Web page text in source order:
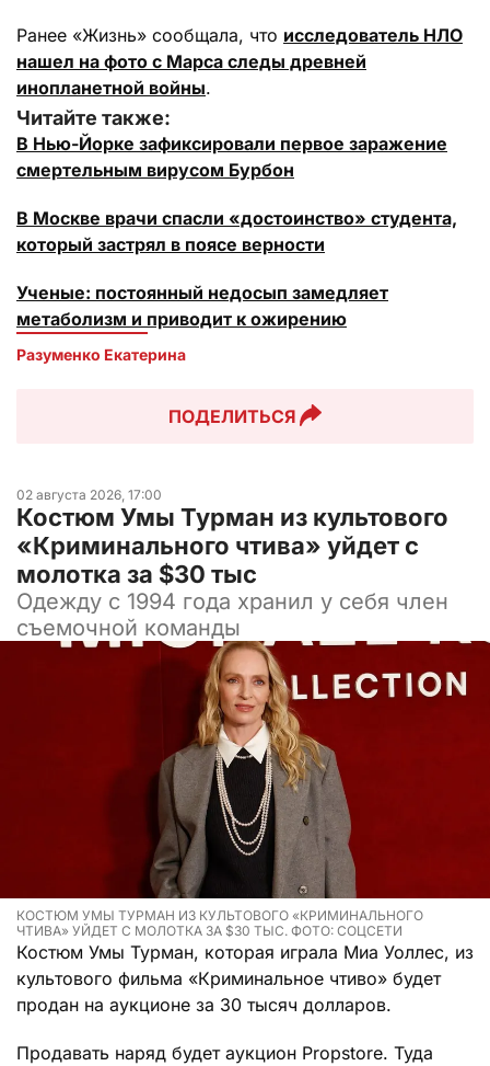
Ранее «Жизнь» сообщала, что исследователь НЛО
нашел на фото с Марса следы древней
инопланетной войны.
Читайте также:
В Нью-Йорке зафиксировали первое заражение
смертельным вирусом Бурбон
В Москве врачи спасли «достоинство» студента,
который застрял в поясе верности
Ученые: постоянный недосып замедляет
метаболизм и приводит к ожирению
Разуменко Екатерина
ПОДЕЛИТЬСЯ
02 августа 2026, 17:00
Костюм Умы Турман из культового
«Криминального чтива» уйдет с
молотка за $30 тыс
Одежду с 1994 года хранил у себя член
съемочной команды
КОСТЮМ УМЫ ТУРМАН ИЗ КУЛЬТОВОГО «КРИМИНАЛЬНОГО
ЧТИВА» УЙДЕТ С МОЛОТКА ЗА $30 ТЫС. ФОТО: СОЦСЕТИ
Костюм Умы Турман, которая играла Миа Уоллес, из
культового фильма «Криминальное чтиво» будет
продан на аукционе за 30 тысяч долларов.
Продавать наряд будет аукцион Propstore. Туда